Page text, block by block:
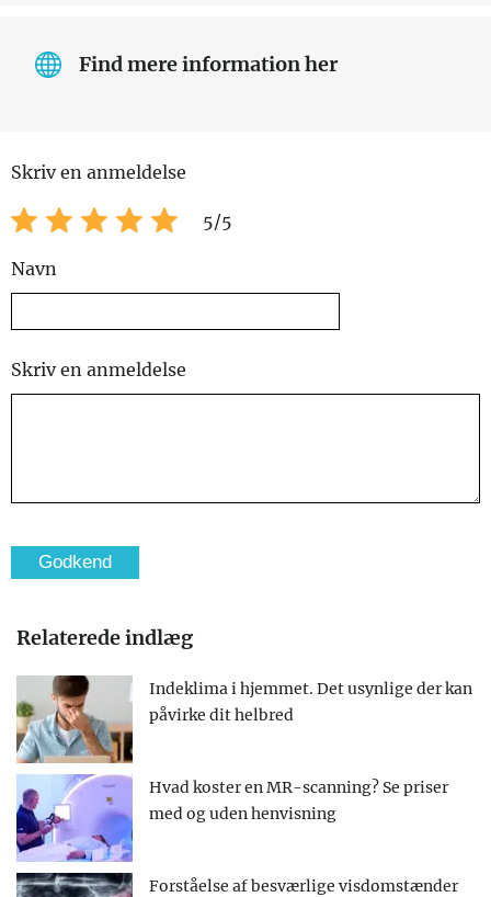
Find mere information her
Skriv en anmeldelse
5/5
Navn
Skriv en anmeldelse
Relaterede indlæg
Indeklima i hjemmet. Det usynlige der kan
påvirke dit helbred
Hvad koster en MR-scanning? Se priser
med og uden henvisning
Forståelse af besværlige visdomstænder